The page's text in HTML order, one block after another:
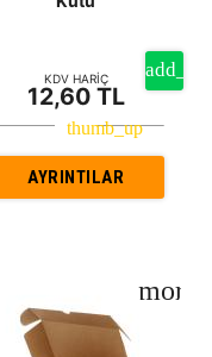
KDV HARİÇ
12,60 TL
AYRINTILAR